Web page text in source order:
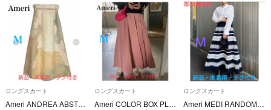
ロングスカート
Ameri ANDREA ABSTRACT PAINT SKIRT
ロングスカート
Ameri COLOR BOX PLEATS SKIRT
ロングスカート
Ameri MEDI RANDOM LACE SKIRT